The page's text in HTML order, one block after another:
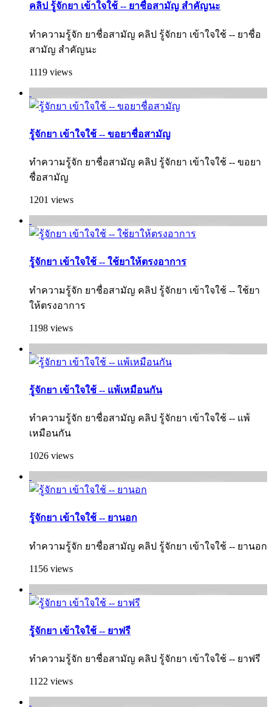
คลิป รู้จักยา เข้าใจใช้ -- ยาชื่อสามัญ สำคัญนะ
ทำความรู้จัก ยาชื่อสามัญ คลิป รู้จักยา เข้าใจใช้ -- ยาชื่อ
สามัญ สำคัญนะ
1119 views
รู้จักยา เข้าใจใช้ -- ขอยาชื่อสามัญ
ทำความรู้จัก ยาชื่อสามัญ คลิป รู้จักยา เข้าใจใช้ -- ขอยา
ชื่อสามัญ
1201 views
รู้จักยา เข้าใจใช้ -- ใช้ยาให้ตรงอาการ
ทำความรู้จัก ยาชื่อสามัญ คลิป รู้จักยา เข้าใจใช้ -- ใช้ยา
ให้ตรงอาการ
1198 views
รู้จักยา เข้าใจใช้ -- แพ้เหมือนกัน
ทำความรู้จัก ยาชื่อสามัญ คลิป รู้จักยา เข้าใจใช้ -- แพ้
เหมือนกัน
1026 views
รู้จักยา เข้าใจใช้ -- ยานอก
ทำความรู้จัก ยาชื่อสามัญ คลิป รู้จักยา เข้าใจใช้ -- ยานอก
1156 views
รู้จักยา เข้าใจใช้ -- ยาฟรี
ทำความรู้จัก ยาชื่อสามัญ คลิป รู้จักยา เข้าใจใช้ -- ยาฟรี
1122 views